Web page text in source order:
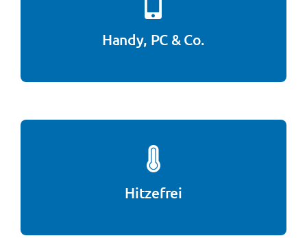
Handy, PC & Co.
Hitzefrei